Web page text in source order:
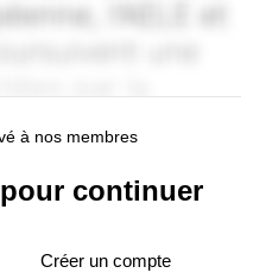
à nos membres
continuer
Créer un compte